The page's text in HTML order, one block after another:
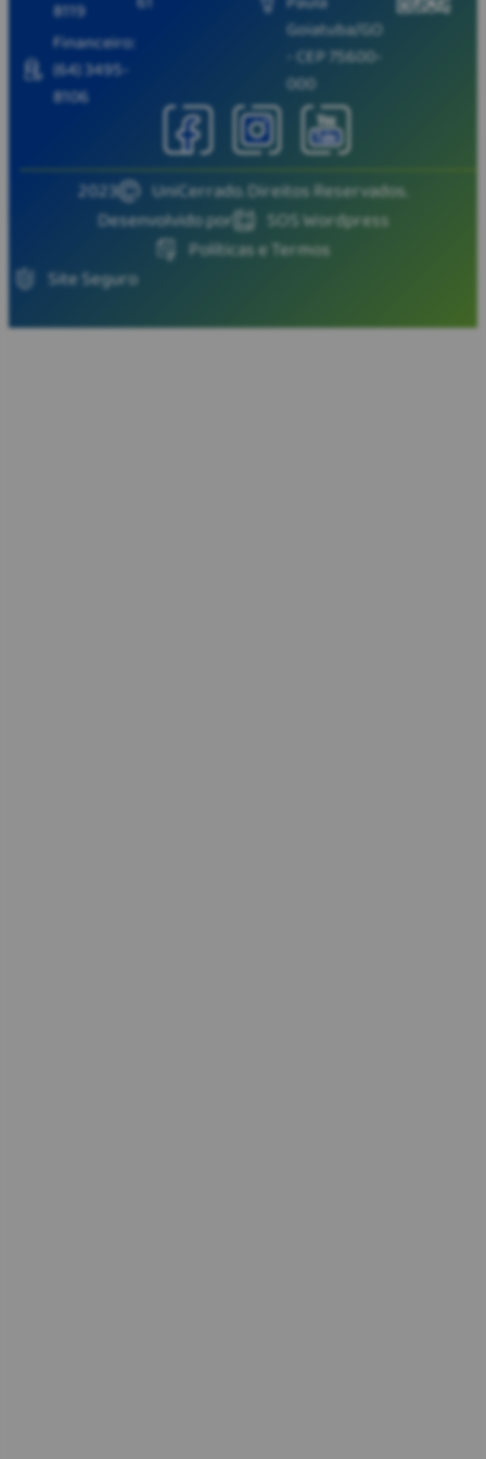
8119
Financeiro:
(64) 3495-
8106
Goiatuba/GO
- CEP 75600-
000
2023
UniCerrado. Direitos Reservados.
Desenvolvido por
SOS Wordpress
Políticas e Termos
Site Seguro